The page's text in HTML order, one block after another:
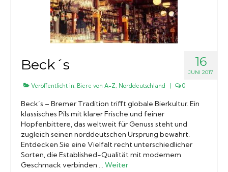
16
JUNI 2017
Beck´s
Veröffentlicht in: Biere von A-Z, Norddeutschland | 0
Beck’s – Bremer Tradition trifft globale Bierkultur. Ein
klassisches Pils mit klarer Frische und feiner
Hopfenbittere, das weltweit für Genuss steht und
zugleich seinen norddeutschen Ursprung bewahrt.
Entdecken Sie eine Vielfalt recht unterschiedlicher
Sorten, die Established-Qualität mit modernem
Geschmack verbinden … Weiter